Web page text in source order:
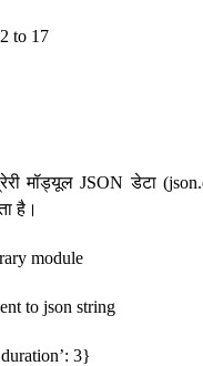
to 17
मॉड्यूल JSON डेटा
है।
module
to json string
3}